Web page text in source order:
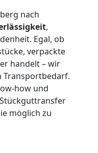
nach
,
Egal, ob
verpackte
handelt – wir
Transportbedarf.
how und
möglich zu